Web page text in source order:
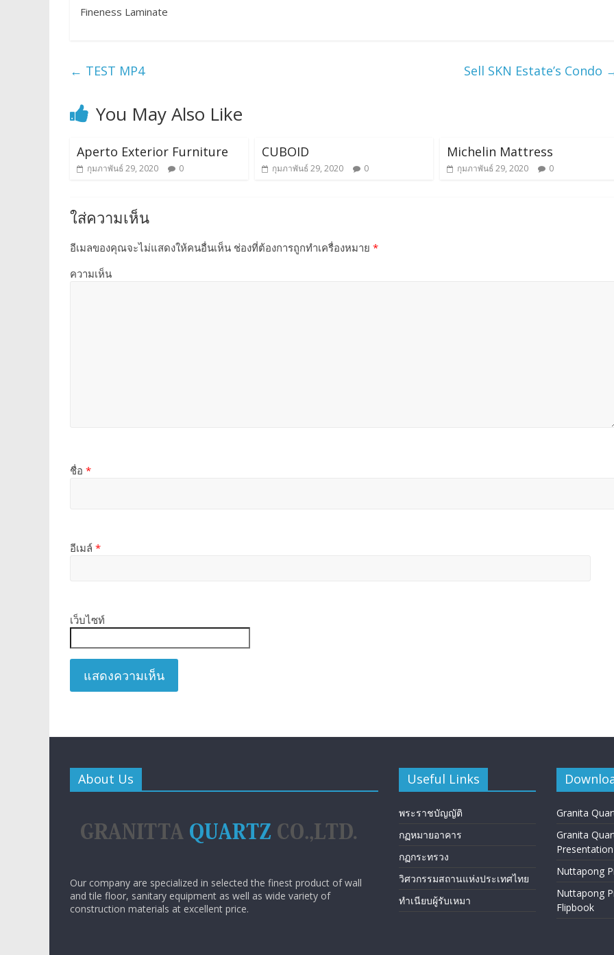
Fineness Laminate
← TEST MP4 Sell SKN Estate’s Condo
You May Also Like
Aperto Exterior Furniture
กุมภาพันธ์ 29, 2020 0
CUBOID
กุมภาพันธ์ 29, 2020 0
Michelin Mattress
กุมภาพันธ์ 29, 2020 0
ใส่ความเห็น
อีเมลของคุณจะไม่แสดงให้คนอื่นเห็น ช่องที่ต้องการถูกทำเครื่องหมาย *
ความเห็น
ชื่อ *
อีเมล์ *
เว็บไซท์
About Us
Our company are specialized in selected the finest product of wall
and tile floor, sanitary equipment as well as wide variety of
construction materials at excellent price.
Useful Links
พระราชบัญญัติ
กฏหมายอาคาร
กฏกระทรวง
วิศวกรรมสถานแห่งประเทศไทย
ทำเนียบผู้รับเหมา
Granita
Granita
Presentation
Nuttapong
Nuttapong
Flipbook